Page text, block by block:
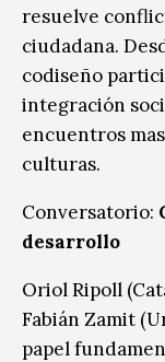
resuelve
ciudadana.
codiseño
integración
encuentros
culturas.
Conversatorio:
desarrollo
Oriol Ripoll
Fabián Zamit
papel